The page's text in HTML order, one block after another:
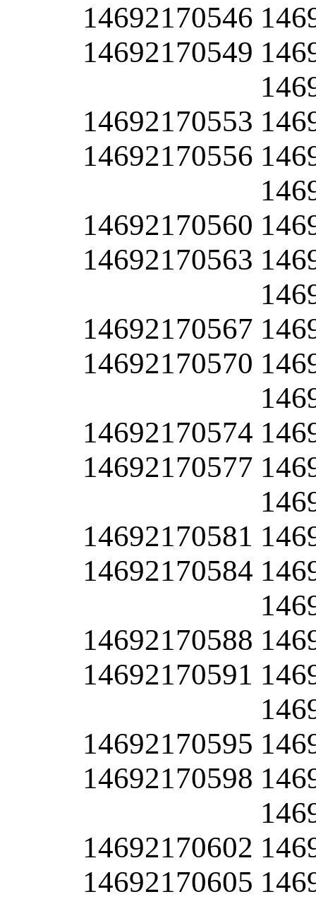
14692170546
14692170549
14692170553
14692170556
14692170560
14692170563
14692170567
14692170570
14692170574
14692170577
14692170581
14692170584
14692170588
14692170591
14692170595
14692170598
14692170602
14692170605